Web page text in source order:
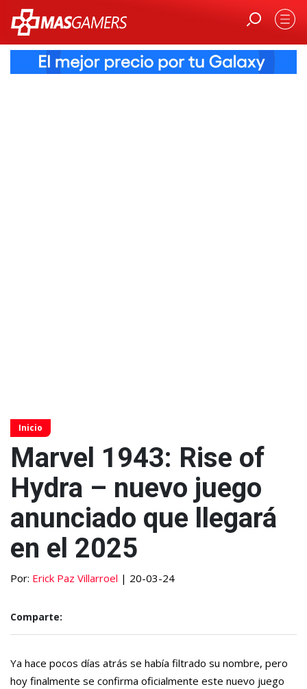
Inicio
Marvel 1943: Rise of
Hydra – nuevo juego
anunciado que llegará
en el 2025
Por: Erick Paz Villarroel | 20-03-24
Comparte:
Ya hace pocos días atrás se había filtrado su nombre, pero
hoy finalmente se confirma oficialmente este nuevo juego